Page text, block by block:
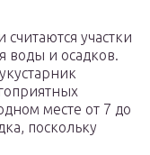
участки
воды и осадков.
месте от 7 до
поскольку